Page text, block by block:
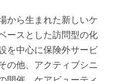
から生まれた新しいケ
ースとした訪問型の化
を中心に保険外サービ
の他、アクティブシニ